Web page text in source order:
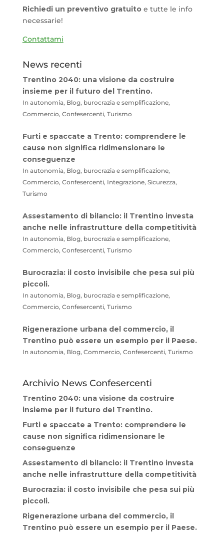
Richiedi un preventivo gratuitoe tutte le info
necessarie!
Contattami
News recenti
Trentino 2040: una visione da costruire
insieme per il futuro del Trentino.
In autonomia, Blog, burocrazia e semplificazione,
Commercio, Confesercenti, Turismo
Furti e spaccate a Trento: comprendere le
cause non significa ridimensionare le
conseguenze
In autonomia, Blog, burocrazia e semplificazione,
Commercio, Confesercenti, Integrazione, Sicurezza,
Turismo
Assestamento di bilancio: il Trentino investa
anche nelle infrastrutture della competitività
In autonomia, Blog, burocrazia e semplificazione,
Commercio, Confesercenti, Turismo
Burocrazia: il costo invisibile che pesa sui più
piccoli.
In autonomia, Blog, burocrazia e semplificazione,
Commercio, Confesercenti, Turismo
Rigenerazione urbana del commercio, il
Trentino può essere un esempio per il Paese.
In autonomia, Blog, Commercio, Confesercenti, Turismo
Archivio News Confesercenti
Trentino 2040: una visione da costruire
insieme per il futuro del Trentino.
Furti e spaccate a Trento: comprendere le
cause non significa ridimensionare le
conseguenze
Assestamento di bilancio: il Trentino investa
anche nelle infrastrutture della competitività
Burocrazia: il costo invisibile che pesa sui più
piccoli.
Rigenerazione urbana del commercio, il
Trentino può essere un esempio per il Paese.